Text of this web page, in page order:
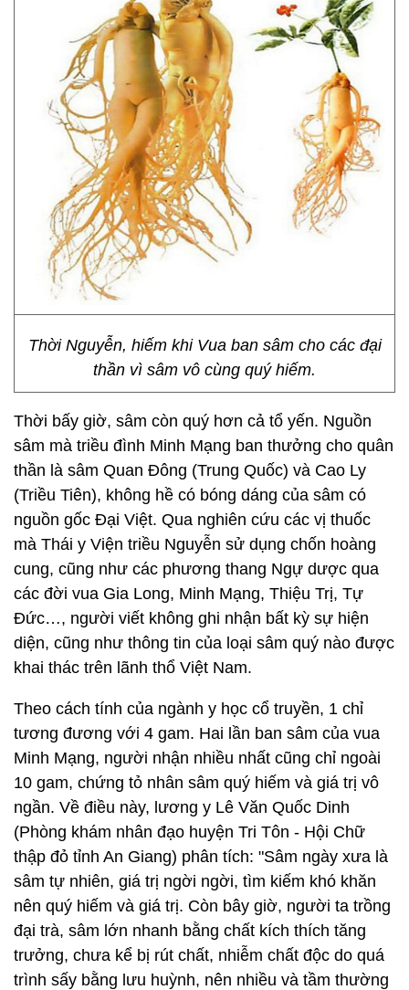
Thời Nguyễn, hiếm khi Vua ban sâm cho các đại
thần vì sâm vô cùng quý hiếm.
Thời bấy giờ, sâm còn quý hơn cả tổ yến. Nguồn
sâm mà triều đình Minh Mạng ban thưởng cho quân
thần là sâm Quan Đông (Trung Quốc) và Cao Ly
(Triều Tiên), không hề có bóng dáng của sâm có
nguồn gốc Đại Việt. Qua nghiên cứu các vị thuốc
mà Thái y Viện triều Nguyễn sử dụng chốn hoàng
cung, cũng như các phương thang Ngự dược qua
các đời vua Gia Long, Minh Mạng, Thiệu Trị, Tự
Đức…, người viết không ghi nhận bất kỳ sự hiện
diện, cũng như thông tin của loại sâm quý nào được
khai thác trên lãnh thổ Việt Nam.
Theo cách tính của ngành y học cổ truyền, 1 chỉ
tương đương với 4 gam. Hai lần ban sâm của vua
Minh Mạng, người nhận nhiều nhất cũng chỉ ngoài
10 gam, chứng tỏ nhân sâm quý hiếm và giá trị vô
ngần. Về điều này, lương y Lê Văn Quốc Dinh
(Phòng khám nhân đạo huyện Tri Tôn - Hội Chữ
thập đỏ tỉnh An Giang) phân tích: "Sâm ngày xưa là
sâm tự nhiên, giá trị ngời ngời, tìm kiếm khó khăn
nên quý hiếm và giá trị. Còn bây giờ, người ta trồng
đại trà, sâm lớn nhanh bằng chất kích thích tăng
trưởng, chưa kể bị rút chất, nhiễm chất độc do quá
trình sấy bằng lưu huỳnh, nên nhiều và tầm thường